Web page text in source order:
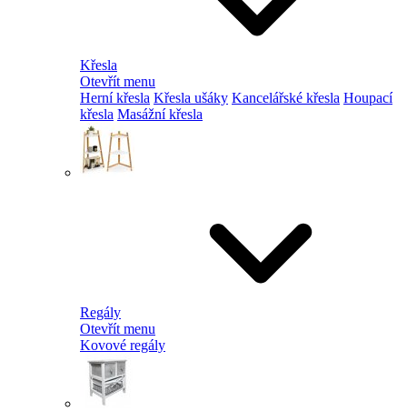
Křesla
Otevřít menu
Herní křesla Křesla ušáky Kancelářské křesla Houpací
křesla Masážní křesla
Regály
Otevřít menu
Kovové regály